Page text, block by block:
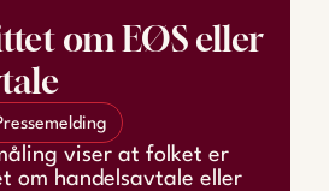
om EØS eller
viser at folket er
om handelsavtale eller